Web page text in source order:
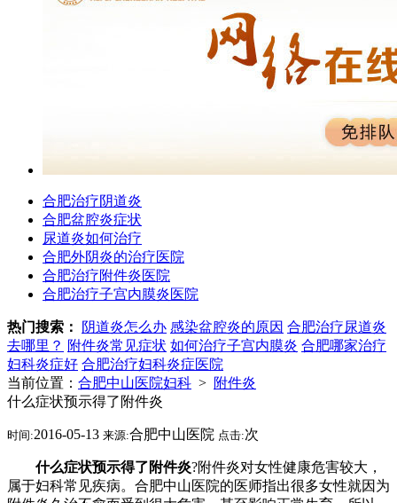
合肥治疗阴道炎
合肥盆腔炎症状
尿道炎如何治疗
合肥外阴炎的治疗医院
合肥治疗附件炎医院
合肥治疗子宫内膜炎医院
热门搜索： 阴道炎怎么办 感染盆腔炎的原因 合肥治疗尿道炎
去哪里？ 附件炎常见症状 如何治疗子宫内膜炎 合肥哪家治疗
妇科炎症好 合肥治疗妇科炎症医院
当前位置： 合肥中山医院妇科 > 附件炎
什么症状预示得了附件炎
时间:2016-05-13 来源:合肥中山医院 点击:次
什么症状预示得了附件炎?附件炎对女性健康危害较大，
属于妇科常见疾病。合肥中山医院的医师指出很多女性就因为